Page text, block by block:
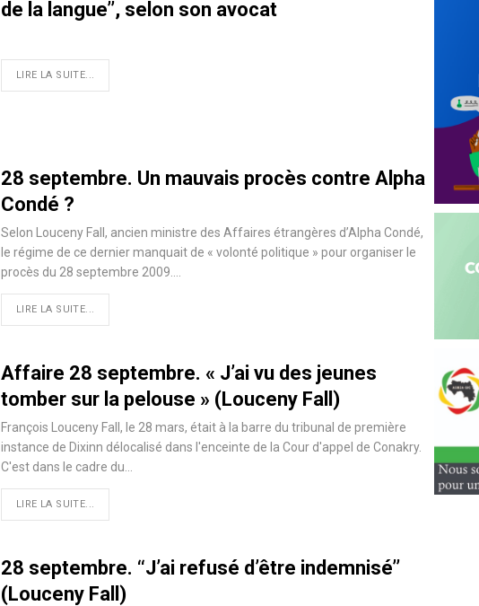
de la langue’’, selon son avocat
LIRE LA SUITE...
28 septembre. Un mauvais procès contre Alpha
Condé ?
Selon Louceny Fall, ancien ministre des Affaires étrangères d’Alpha Condé,
le régime de ce dernier manquait de « volonté politique » pour organiser le
procès du 28 septembre 2009.…
LIRE LA SUITE...
Affaire 28 septembre. « J’ai vu des jeunes
tomber sur la pelouse » (Louceny Fall)
François Louceny Fall, le 28 mars, était à la barre du tribunal de première
instance de Dixinn délocalisé dans l'enceinte de la Cour d'appel de Conakry.
C'est dans le cadre du…
LIRE LA SUITE...
28 septembre. ‘‘J’ai refusé d’être indemnisé’’
(Louceny Fall)